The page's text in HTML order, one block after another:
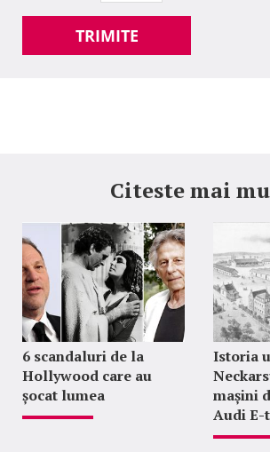
TRIMITE
Citeste mai
6 scandaluri de la
Hollywood care au
șocat lumea
Istoria
mașini
Audi E-